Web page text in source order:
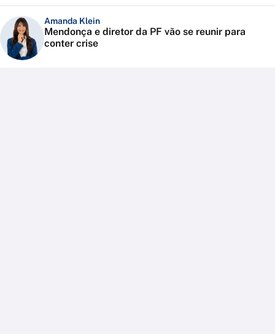
Amanda Klein
Mendonça e diretor da PF vão se reunir para
conter crise